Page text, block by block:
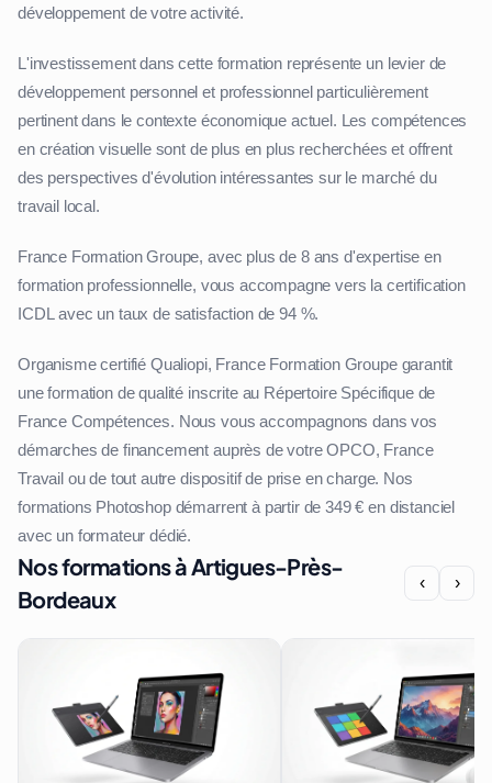
développement de votre activité.
L'investissement dans cette formation représente un levier de
développement personnel et professionnel particulièrement
pertinent dans le contexte économique actuel. Les compétences
en création visuelle sont de plus en plus recherchées et offrent
des perspectives d'évolution intéressantes sur le marché du
travail local.
France Formation Groupe, avec plus de 8 ans d'expertise en
formation professionnelle, vous accompagne vers la certification
ICDL avec un taux de satisfaction de 94 %.
Organisme certifié Qualiopi, France Formation Groupe garantit
une formation de qualité inscrite au Répertoire Spécifique de
France Compétences. Nous vous accompagnons dans vos
démarches de financement auprès de votre OPCO, France
Travail ou de tout autre dispositif de prise en charge. Nos
formations Photoshop démarrent à partir de 349 € en distanciel
avec un formateur dédié.
Nos formations à Artigues-Près-
Bordeaux
‹ ›